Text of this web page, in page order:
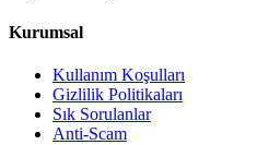
Kurumsal
Kullanım Koşulları
Gizlilik Politikaları
Sık Sorulanlar
Anti-Scam